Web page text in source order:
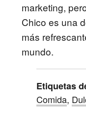
marketing,
Chico es una
más
mundo.
Etiquetas
Comida,